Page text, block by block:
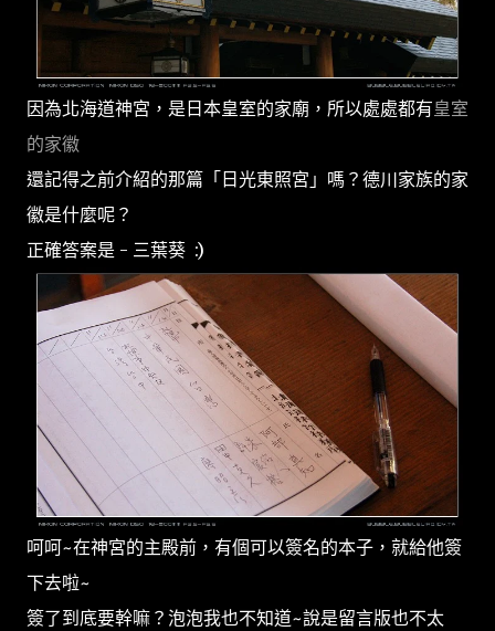
因為北海道神宮，是日本皇室的家廟，所以處處都有皇室
的家徽
還記得之前介紹的那篇「日光東照宮」嗎？德川家族的家
徽是什麼呢？
正確答案是 - 三葉葵 :)
呵呵~在神宮的主殿前，有個可以簽名的本子，就給他簽
下去啦~
簽了到底要幹嘛？泡泡我也不知道~說是留言版也不太